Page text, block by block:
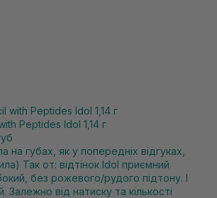
Peptides Idol 1,14 г
на губах, як у попередніх відгуках,
Так от: відтінок Idol приємний
без рожевого/рудого підтону. І
Залежно від натиску та кількості